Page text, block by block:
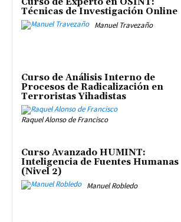
Técnicas de Investigación Online
Manuel Travezaño
Curso de Análisis Interno de
Procesos de Radicalización en
Terroristas Yihadistas
Raquel Alonso de Francisco
Curso Avanzado HUMINT:
Inteligencia de Fuentes Humanas
(Nivel 2)
Manuel Robledo